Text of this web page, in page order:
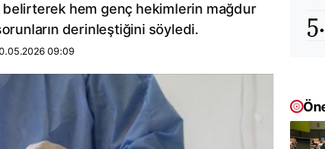
belirterek hem genç hekimlerin mağdur
derinleştiğini söyledi.
09:09